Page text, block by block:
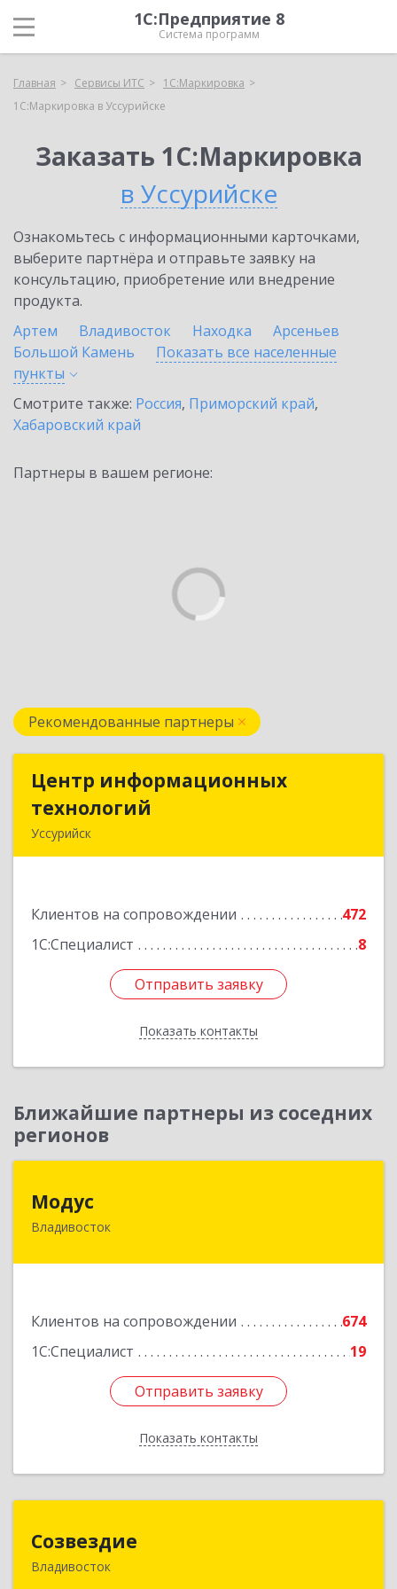
1С:Предприятие 8
Система программ
Главная Сервисы ИТС
1С:Маркировка
1С:Маркировка в Уссурийске
Заказать 1С:Маркировка
в Уссурийске
Ознакомьтесь с информационными карточками,
выберите партнёра и отправьте заявку на
консультацию, приобретение или внедрение
продукта.
Артем
Владивосток Находка
Арсеньев
Большой Камень
Показать все населенные
пункты
Смотрите также: Россия, Приморский край,
Хабаровский край
Партнеры в вашем регионе:
Рекомендованные партнеры
Центр информационных
технологий
Уссурийск
Клиентов на сопровождении
472
1С:Специалист
8
Отправить заявку
Показать контакты
Центр информационных
Подробнее
Отправить заявку
Назад
Ближайшие партнеры из соседних
регионов
Модус
Владивосток
Клиентов на сопровождении
674
1С:Специалист
19
Отправить заявку
Показать контакты
690091, Приморский край, Владивосток г, ул.
Отправить заявку
Назад
Созвездие
Владивосток690069, Приморский край, Владивосток г,